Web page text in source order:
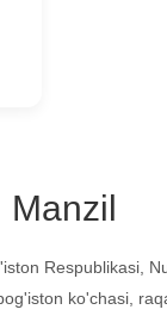
Manzil
Respublikasi,
ko'chasi,